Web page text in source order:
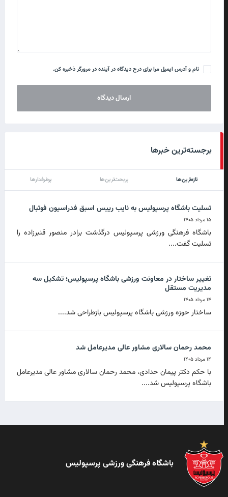
نام و آدرس ایمیل مرا برای درج دیدگاه در آینده در مرورگر ذخیره کن.
برجسته‌ترین خبرها
تازه‌ترین‌ها پربحث‌ترین‌ها پرطرفدارها
تسلیت باشگاه پرسپولیس به نایب رییس اسبق فدراسیون فوتبال
۱۵ مرداد ۱۴۰۵
باشگاه فرهنگی ورزشی پرسپولیس درگذشت برادر منصور قنبرزاده را
تسلیت گفت....
تغییر ساختار در معاونت ورزشی باشگاه پرسپولیس؛ تشکیل سه
مدیریت مستقل
۱۴ مرداد ۱۴۰۵
ساختار حوزه ورزشی باشگاه پرسپولیس بازطراحی شد....
محمد رحمان سالاری مشاور عالی مدیرعامل شد
۱۴ مرداد ۱۴۰۵
با حکم دکتر پیمان حدادی، محمد رحمان سالاری مشاور عالی مدیرعامل
باشگاه پرسپولیس شد....
باشگاه فرهنگی ورزشی پرسپولیس